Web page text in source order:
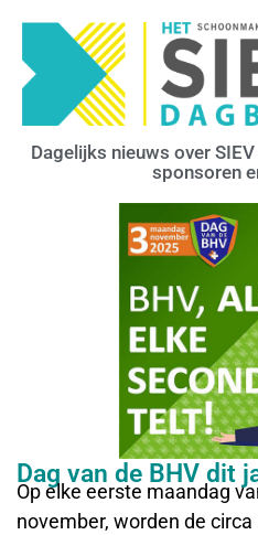
Dagelijks nieuws over
sponsoren
Dag van de BHV dit
Op elke eerste maandag
november, worden de